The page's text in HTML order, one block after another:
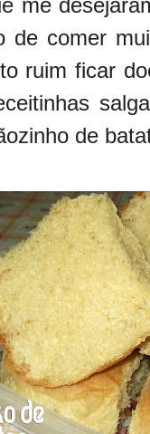
de comer
ruim ficar
de